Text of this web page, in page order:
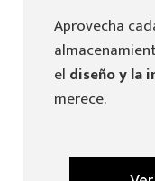
Aprovecha
el diseño y la
merece.